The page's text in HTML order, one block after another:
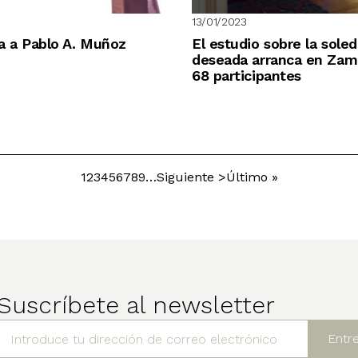
a Pablo A. Muñoz
13/01/2023
El estudio sobre la
deseada arranca en
68 participantes
Paginación
Página
1Página
2Página
3Página
4Página
5Página
6Página
7Página
8Página
9…Siguiente
Siguiente >Última
Último »
al newsletter